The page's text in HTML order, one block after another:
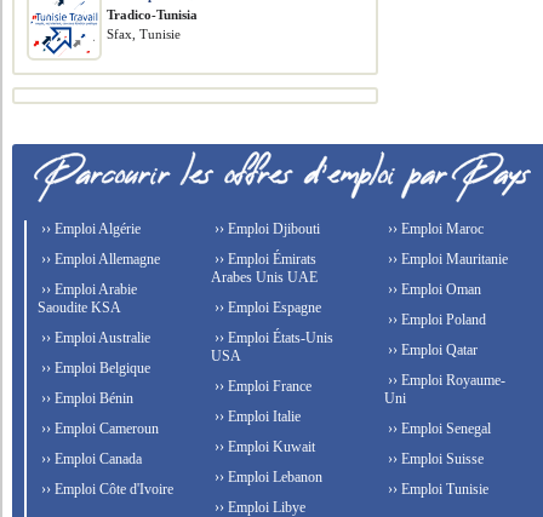
Tradico-Tunisia
Sfax, Tunisie
›› Emploi Algérie
›› Emploi Allemagne
›› Emploi Arabie
Saoudite KSA
›› Emploi Australie
›› Emploi Belgique
›› Emploi Bénin
›› Emploi Cameroun
›› Emploi Canada
›› Emploi Côte d'Ivoire
›› Emploi Djibouti
›› Emploi Émirats
Arabes Unis UAE
›› Emploi Espagne
›› Emploi États-Unis
USA
›› Emploi France
›› Emploi Italie
›› Emploi Kuwait
›› Emploi Lebanon
›› Emploi Libye
›› Emploi Maroc
›› Emploi Mauritanie
›› Emploi Oman
›› Emploi Poland
›› Emploi Qatar
›› Emploi Royaume-
Uni
›› Emploi Senegal
›› Emploi Suisse
›› Emploi Tunisie